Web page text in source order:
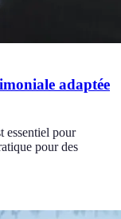
adaptée
essentiel pour
pour des